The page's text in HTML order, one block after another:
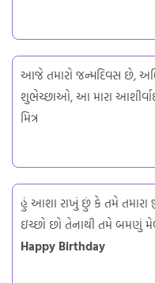
આજે તમારો જન્મદિવસ છે,
શુભેચ્છાઓ, આ મારા આશીર્વાદ
મિત્ર
હું આશા રાખું છું કે તમે તમારા
ઇચ્છો છો તેનાથી તમે બમણું
Happy Birthday